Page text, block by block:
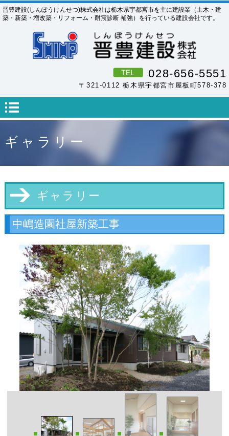
晋豊建設(しんぽうけんせつ)株式会社は栃木県宇都宮市を主に建設業（土木・建
築・新築・増改築・リフォーム・耐震診断 補強）を行っている建設会社です。
028-656-5551
〒321-0112 栃木県宇都宮市屋板町578-378
ギャラリー
ギャラリー
中嶋造園社屋新築工事